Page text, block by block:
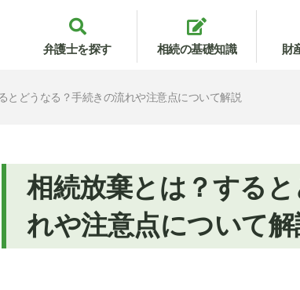
弁護士を探す 相続の基礎知識 財
とどうなる？手続きの流れや注意点について解説
相続放棄とは？する
れや注意点について解